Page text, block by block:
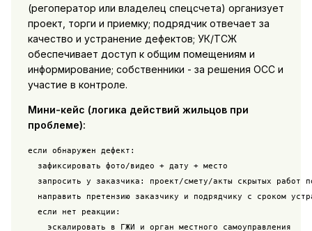
(регоператор или владелец спецсчета) организует
проект, торги и приемку; подрядчик отвечает за
качество и устранение дефектов; УК/ТСЖ
обеспечивает доступ к общим помещениям и
информирование; собственники - за решения ОСС и
участие в контроле.
Мини-кейс (логика действий жильцов при
проблеме):
если обнаружен дефект:
  зафиксировать фото/видео + дату + место
запросить у заказчика: проект/смету/акты скрытых работ
направить претензию заказчику и подрядчику с сроком
  если нет реакции:
    эскалировать в ГЖИ и орган местного самоуправления